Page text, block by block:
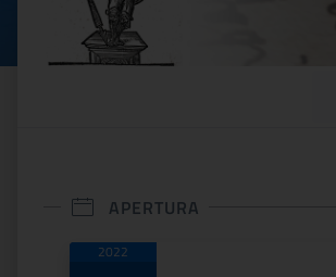
APERTURA
Date di apertura
2022